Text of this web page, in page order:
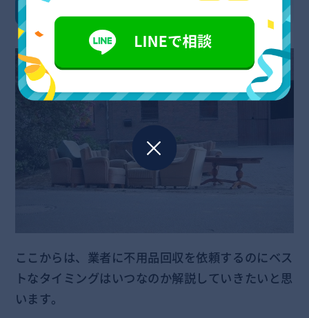
ここからは、業者に不用品回収を依頼するのにベス
トなタイミングはいつなのか解説していきたいと思
います。